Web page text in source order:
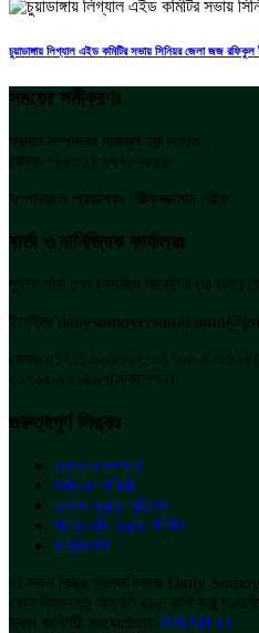
চুয়াডাঙ্গায় লিগ্যাল এইড কমিটির সভায় সিনিয়র জেলা জজ
সময়ের সমীকরণঃ
প্রধান সম্পাদকঃ নাজমুল হক স্বপন
ফোনঃ +৮৮০২৪৭৭৭৮৭৫৫৬
সম্পাদক ও প্রকাশকঃ শরীফুজ্জামান শরীফ
বার্তা ও বানিজ্যিক কার্যালয়ঃ
পুলিশ পার্ক লেন (মসজিদ মার্কেটের ৩য় তলা)
ইমেইলঃ
ফোনঃ ০১৭১১-৯০৯১৯৭, ০১৭০৫-
০১৭০৫-৪০১৪৬৭(সার্কুলেশন)
গুরুত্বপূর্ণ লিঙ্কঃ
আমাদের সম্পর্কে
সমীকরণ পরিবার
ট্রামস অ্যান্ড কন্ডিশন
প্রাইভেসি অ্যান্ড পলিসি
সাইটম্যাপ
© সকল কিছুর স্বত্বাধিকারঃ Daily
কোন বিষয়বস্তু অনুমতি ছাড়া কপি করা
সকল কারিগরী সহযোগিতায় ISBAH IT